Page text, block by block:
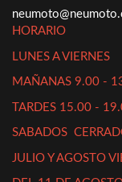
HORARIO
LUNES A VIERNES
MAÑANAS 9.00 -
TARDES 15.00 -
SABADOS
JULIO Y AGOSTO